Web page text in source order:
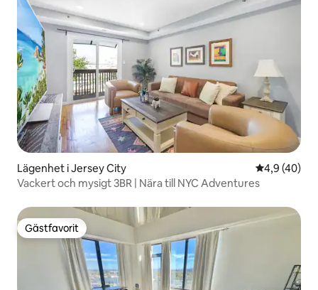
Lägenhet i Jersey City 4,9 av 5 i
4,9 (40)
Vackert och mysigt 3BR | Nära till NYC Adventures
Gästfavorit
Gästfavorit